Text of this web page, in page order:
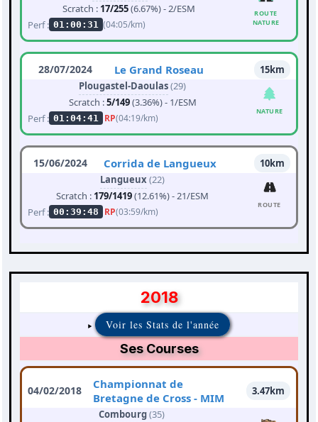
Scratch : 17/255(6.67%) - 2/ESM
Perf : 01:00:31 (04:05/km)
ROUTE
NATURE
28/07/2024 Le Grand Roseau
15km
Plougastel-Daoulas(29)
Scratch :5/149(3.36%) - 1/ESM
Perf : 01:04:41 RP(04:19/km)
NATURE
15/06/2024 Corrida de Langueux
10km
Langueux(22)
Scratch : 179/1419(12.61%) - 21/ESM
Perf : 00:39:48 RP(03:59/km)
ROUTE
2018
Voir les Stats de l'année
Ses Courses
04/02/2018
Championnat de
Bretagne de Cross - MIM
3.47km
Combourg(35)